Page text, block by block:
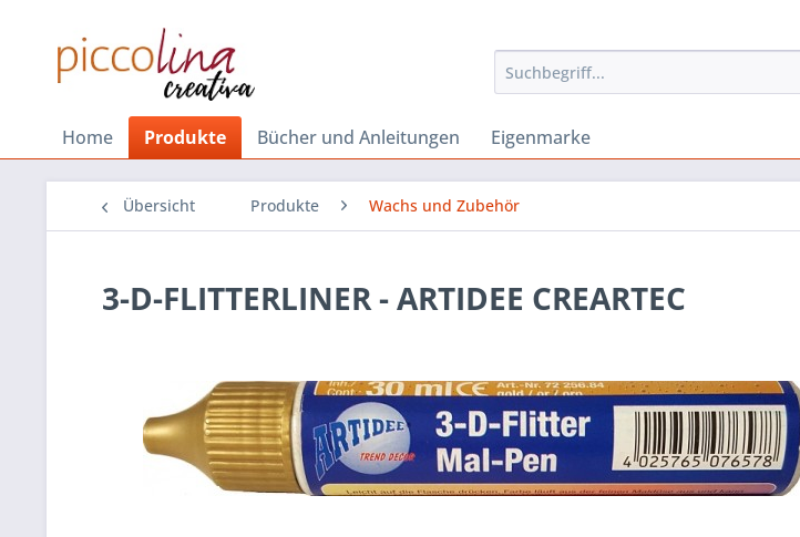
Home Produkte Bücher und Anleitungen Eigenmarke
Übersicht Produkte Wachs und Zubehör
3-D-FLITTERLINER - ARTIDEE CREARTEC